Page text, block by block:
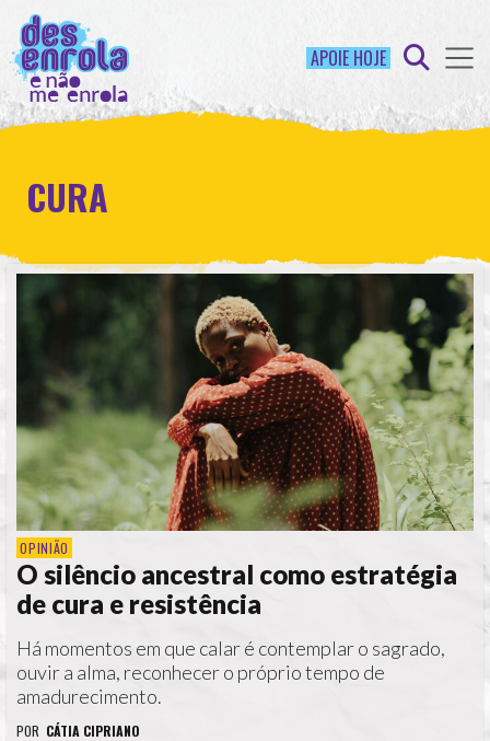
APOIE HOJE
CURA
OPINIÃO
O silêncio ancestral como estratégia
de cura e resistência
Há momentos em que calar é contemplar o sagrado,
ouvir a alma, reconhecer o próprio tempo de
amadurecimento.
POR CÁTIA CIPRIANO